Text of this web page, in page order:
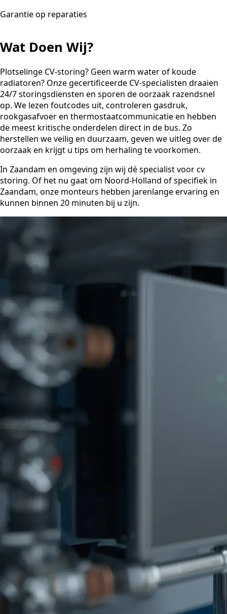
Garantie op reparaties
Wat Doen Wij?
Plotselinge CV-storing? Geen warm water of koude
radiatoren? Onze gecertificeerde CV-specialisten draaien
24/7 storingsdiensten en sporen de oorzaak razendsnel
op. We lezen foutcodes uit, controleren gasdruk,
rookgasafvoer en thermostaatcommunicatie en hebben
de meest kritische onderdelen direct in de bus. Zo
herstellen we veilig en duurzaam, geven we uitleg over de
oorzaak en krijgt u tips om herhaling te voorkomen.
In Zaandam en omgeving zijn wij dé specialist voor cv
storing. Of het nu gaat om Noord-Holland of specifiek in
Zaandam, onze monteurs hebben jarenlange ervaring en
kunnen binnen 20 minuten bij u zijn.